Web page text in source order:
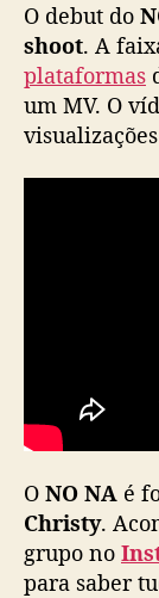
O debut do
shoot. A
plataformas
um MV. O
O NO NA é
Christy.
grupo no
para saber